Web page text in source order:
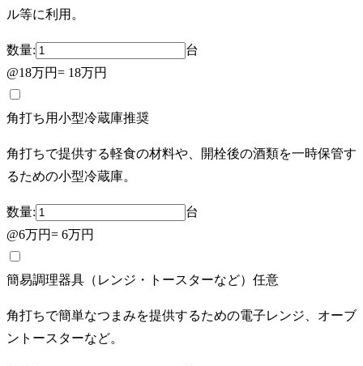
ル等に利用。
数量:
台
@18万円= 18万円
角打ち用小型冷蔵庫推奨
角打ちで提供する軽食の材料や、開栓後の酒類を一時保管す
るための小型冷蔵庫。
数量:
台
@6万円= 6万円
簡易調理器具（レンジ・トースターなど） 任意
角打ちで簡単なつまみを提供するための電子レンジ、オーブ
ントースターなど。